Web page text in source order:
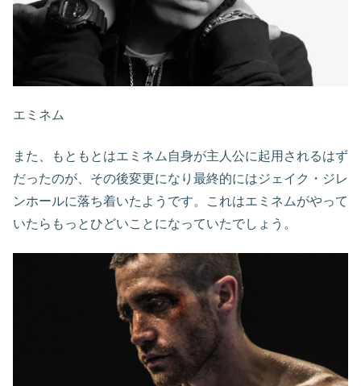
エミネム
また、もともとはエミネム自身が主人公に起用されるはず
だったのが、その後変更になり最終的にはジェイク・ジレ
ンホールに落ち着いたようです。これはエミネムがやって
いたらもっとひどいことになっていたでしょう。